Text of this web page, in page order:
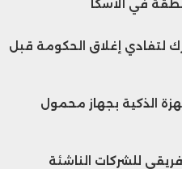
لتفادي إغلاق الحكومة قبل
الذكية بجهاز محمول
للشركات الناشئة